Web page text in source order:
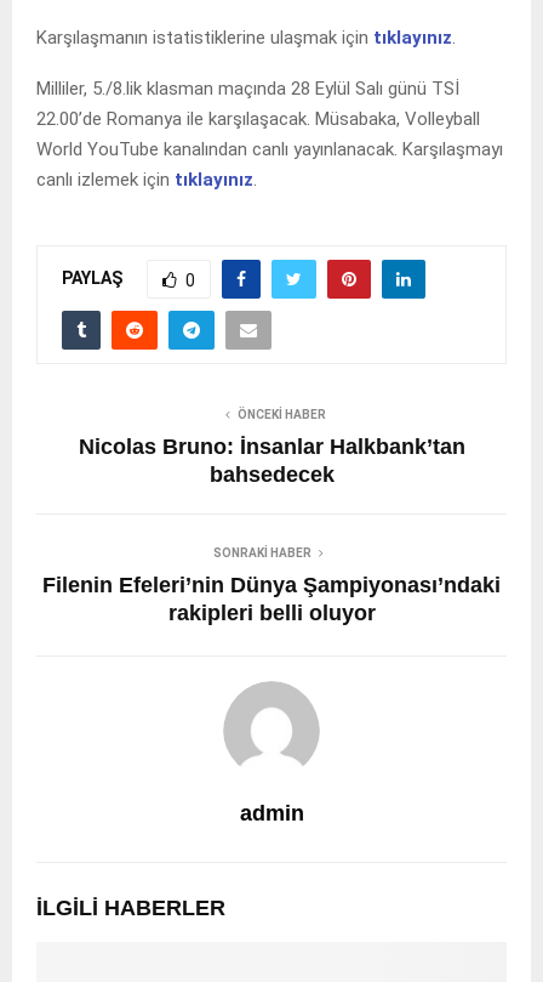
Karşılaşmanın istatistiklerine ulaşmak için tıklayınız.
Milliler, 5./8.lik klasman maçında 28 Eylül Salı günü TSİ
22.00’de Romanya ile karşılaşacak. Müsabaka, Volleyball
World YouTube kanalından canlı yayınlanacak. Karşılaşmayı
canlı izlemek için tıklayınız.
PAYLAŞ 0
ÖNCEKI HABER
Nicolas Bruno: İnsanlar Halkbank’tan
bahsedecek
SONRAKI HABER
Filenin Efeleri’nin Dünya Şampiyonası’ndaki
rakipleri belli oluyor
admin
İLGILI HABERLER